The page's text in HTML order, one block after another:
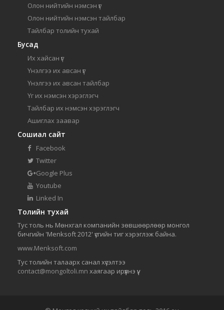
Олон нийтийн нэмсэн үг
Олон нийтийн нэмсэн тайлбар
Тайлбар толийн тухай
Бусад
Их хайсан үг
Үнэлгээ их авсан үг
Үнэлгээ их авсан тайлбар
Үг их нэмсэн хэрэглэгч
Тайлбар их нэмсэн хэрэглэгч
Ашиглах заавар
Сошиал сайт
Facebook
Twitter
Google Plus
Youtube
Linked In
Толийн тухай
Тус толь нь Мөнхгал компанийн зөвшөөрлөөр монгол
бичгийн 'Menksoft 2012' үсгийн тиг хэрэглэж байна.
www.Menksoft.com
Тус толийн талаарх санал хүсэлтээ
contact@mongoltoli.mn хаягаар ирүүлнэ үү.